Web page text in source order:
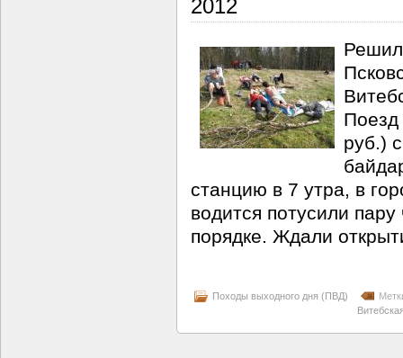
2012
руб.)
станцию в 7 утра, в
водится потусили
порядке. Ждали
Походы выходного дня (ПВД)